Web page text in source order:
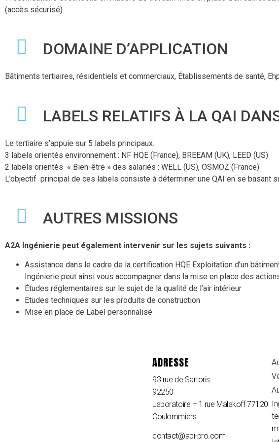
(accès sécurisé).
DOMAINE D’APPLICATION
Bâtiments tertiaires, résidentiels et commerciaux, Établissements de santé,
LABELS RELATIFS À LA QAI
Le tertiaire s’appuie sur 5 labels principaux.
3 labels orientés environnement : NF HQE (France), BREEAM (UK), LEED (US)
2 labels orientés « Bien-être » des salariés : WELL (US), OSMOZ (France)
L’objectif principal de ces labels consiste à déterminer une QAI en se basant
AUTRES MISSIONS
A2A Ingénierie peut également intervenir sur les sujets suivants :
Assistance dans le cadre de la certification HQE Exploitation d’un
Ingénierie peut ainsi vous accompagner dans la mise en place des
Études réglementaires sur le sujet de la qualité de l’air intérieur
Etudes techniques sur les produits de construction
Mise en place de Label personnalisé
ADRESSE
93 rue de Sartoris
92250
Laboratoire – 1 rue Malakoff 77120
Coulommiers
contact@api-pro.com